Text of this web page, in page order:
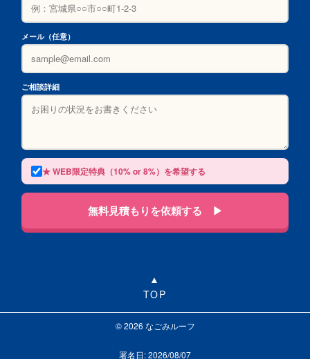
メール（任意）
ご相談詳細
★ WEB限定特典（10% or 8%）を希望する
無料見積もりを依頼する ▶
TOP
© 2026 なごみルーフ
署名日: 2026/08/07